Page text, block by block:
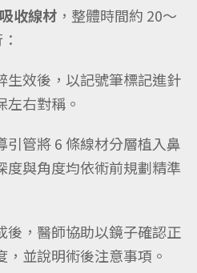
收線材 ，整體時間約 20～
生效後，以記號筆標記進針
左右對稱。
引管將 6 條線材分層植入鼻
度與角度均依術前規劃精準
後，醫師協助以鏡子確認正
並說明術後注意事項。